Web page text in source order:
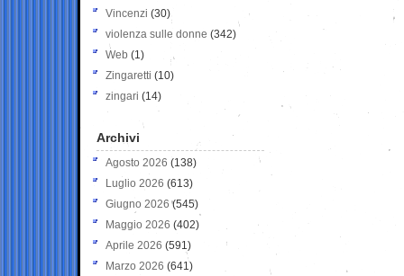
Vincenzi (30)
violenza sulle donne (342)
Web (1)
Zingaretti (10)
zingari (14)
Archivi
Agosto 2026 (138)
Luglio 2026 (613)
Giugno 2026 (545)
Maggio 2026 (402)
Aprile 2026 (591)
Marzo 2026 (641)